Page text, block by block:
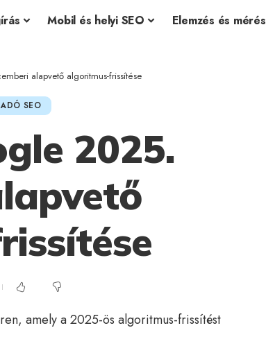
Mobil és helyi SEO Elemzés és mérés
alapvető algoritmus-frissítése
SEO
2025.